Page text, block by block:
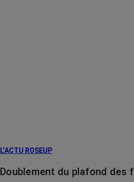
L’ACTU ROSEUP
Doublement du plafond des